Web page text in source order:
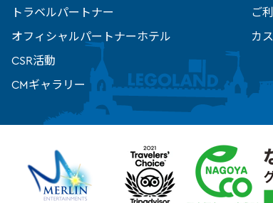
トラベルパートナー
オフィシャルパートナーホテル
CSR活動
CMギャラリー
ご
カ